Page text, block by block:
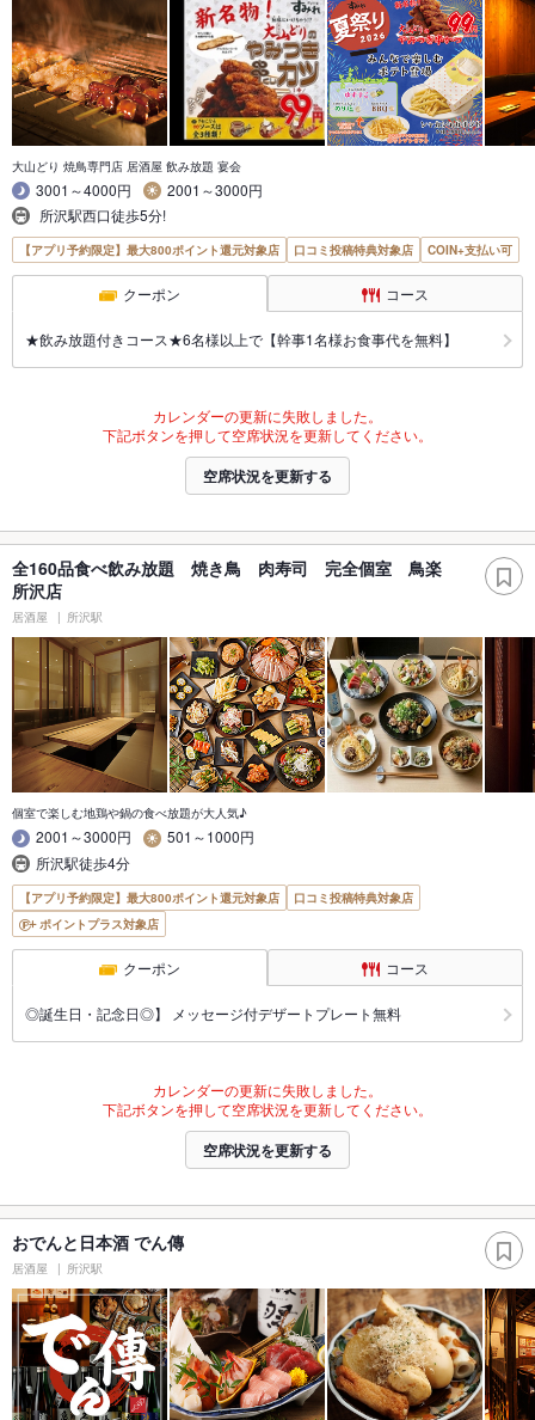
大山どり 焼鳥専門店 居酒屋 飲み放題 宴会
3001～4000円
2001～3000円
所沢駅西口徒歩5分!
【アプリ予約限定】最大800ポイント還元対象店 口コミ投稿特典対象店 COIN+支払い可
クーポン コース
★飲み放題付きコース★6名様以上で【幹事1名様お食事代を無料】
カレンダーの更新に失敗しました。
下記ボタンを押して空席状況を更新してください。
空席状況を更新する
全160品食べ飲み放題 焼き鳥 肉寿司 完全個室 鳥楽
所沢店
居酒屋 所沢駅
個室で楽しむ地鶏や鍋の食べ放題が大人気♪
2001～3000円
501～1000円
所沢駅徒歩4分
【アプリ予約限定】最大800ポイント還元対象店
口コミ投稿特典対象店
ポイントプラス対象店
クーポン コース
◎誕生日・記念日◎】 メッセージ付デザートプレート無料
カレンダーの更新に失敗しました。
下記ボタンを押して空席状況を更新してください。
空席状況を更新する
おでんと日本酒 でん傳
居酒屋 所沢駅